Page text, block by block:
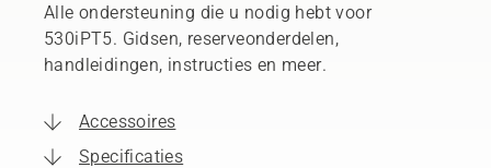
Alle ondersteuning die u nodig hebt voor
530iPT5. Gidsen, reserveonderdelen,
handleidingen, instructies en meer.
Accessoires
Specificaties